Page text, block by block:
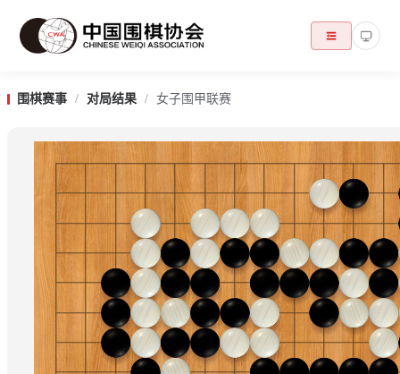
围棋赛事 / 对局结果 / 女子围甲联赛